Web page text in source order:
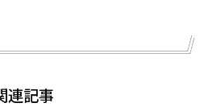
連記事